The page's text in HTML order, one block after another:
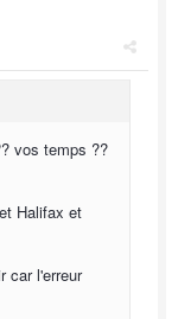
vos temps ??
Halifax et
car l'erreur